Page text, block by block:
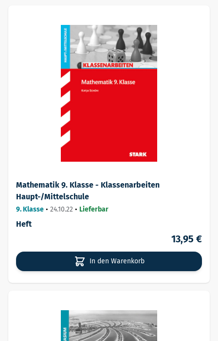
Mathematik 9. Klasse - Klassenarbeiten
Haupt-/Mittelschule
9. Klasse • 24.10.22 • Lieferbar
Heft
13,95 €
In den Warenkorb